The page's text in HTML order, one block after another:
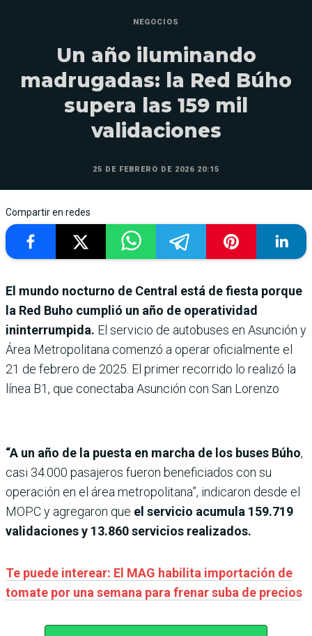
NEGOCIOS
Un año iluminando
madrugadas: la Red Búho
supera las 159 mil
validaciones
25 DE FEBRERO DE 2026 20:15
Compartir en redes
El mundo nocturno de Central está de fiesta porque
la Red Buho cumplió un año de operatividad
ininterrumpida. El servicio de autobuses en Asunción y
Área Metropolitana comenzó a operar oficialmente el
21 de febrero de 2025. El primer recorrido lo realizó la
línea B1, que conectaba Asunción con San Lorenzo
“A un año de la puesta en marcha de los buses Búho,
casi 34.000 pasajeros fueron beneficiados con su
operación en el área metropolitana”, indicaron desde el
MOPC y agregaron que el servicio acumula 159.719
validaciones y 13.860 servicios realizados.
Te puede interear: El MAG habilita importación de
tomate por una semana para frenar suba de precios